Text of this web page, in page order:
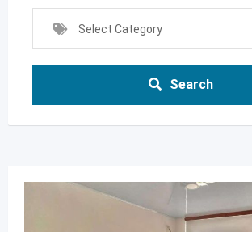
Select Category
Search